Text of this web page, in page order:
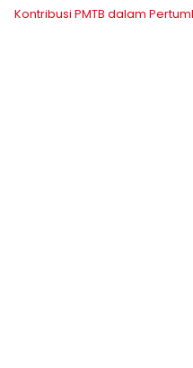
Kontribusi PMTB dalam